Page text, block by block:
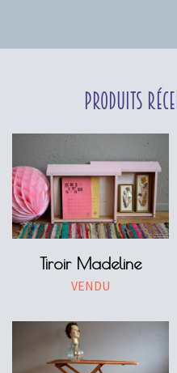
Produits
Tiroir Madeline
VENDU